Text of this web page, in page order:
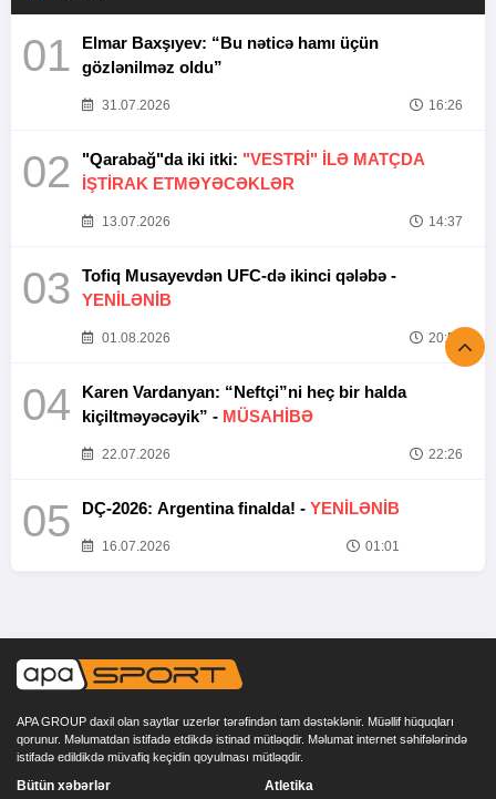
01
Elmar Baxşıyev: “Bu nəticə hamı üçün
gözlənilməz oldu”
31.07.2026 16:26
02 "Qarabağ"da iki itki: "VESTRİ" İLƏ MATÇDA
İŞTİRAK ETMƏYƏCƏKLƏR
13.07.2026 14:37
03
Tofiq Musayevdən UFC-də ikinci qələbə -
YENİLƏNİB
01.08.2026 20:52
04
Karen Vardanyan: “Neftçi”ni heç bir halda
kiçiltməyəcəyik” - MÜSAHİBƏ
22.07.2026 22:26
05 DÇ-2026: Argentina finalda! - YENİLƏNİB
16.07.2026 01:01
APA GROUP daxil olan saytlar uzerlər tərəfindən tam dəstəklənir. Müəllif hüquqları
qorunur. Məlumatdan istifadə etdikdə istinad mütləqdir. Məlumat internet səhifələrində
istifadə edildikdə müvafiq keçidin qoyulması mütləqdir.
Bütün xəbərlər Atletika